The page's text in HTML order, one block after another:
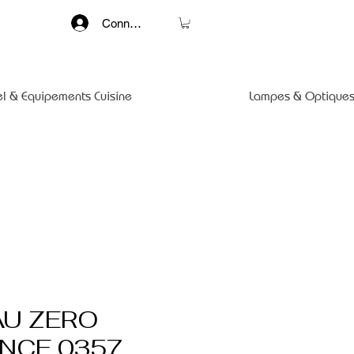
Connexion
& Equipements Cuisine Lampes &
ZERO